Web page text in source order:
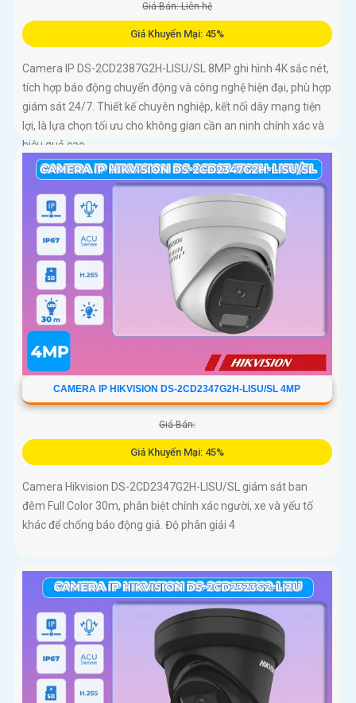
Giá Bán: Liên hệ
Giá Khuyến Mại: 45%
Camera IP DS-2CD2387G2H-LISU/SL 8MP ghi hình 4K sắc nét,
tích hợp báo động chuyển động và công nghệ hiện đại, phù hợp
giám sát 24/7. Thiết kế chuyên nghiệp, kết nối dây mạng tiện
lợi, là lựa chọn tối ưu cho không gian cần an ninh chính xác và
hiệu quả cao
CAMERA IP HIKVISION DS-2CD2347G2H-LISU/SL 4MP
Giá Bán:
Giá Khuyến Mại: 45%
Camera Hikvision DS-2CD2347G2H-LISU/SL giám sát ban
đêm Full Color 30m, phân biệt chính xác người, xe và yếu tố
khác để chống báo động giả. Độ phân giải 4